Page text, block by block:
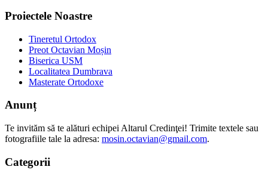
Proiectele Noastre
Tineretul Ortodox
Preot Octavian Moșin
Biserica USM
Localitatea Dumbrava
Masterate Ortodoxe
Anunț
Te invităm să te alături echipei Altarul Credinţei! Trimite textele sau
fotografiile tale la adresa: mosin.octavian@gmail.com.
Categorii